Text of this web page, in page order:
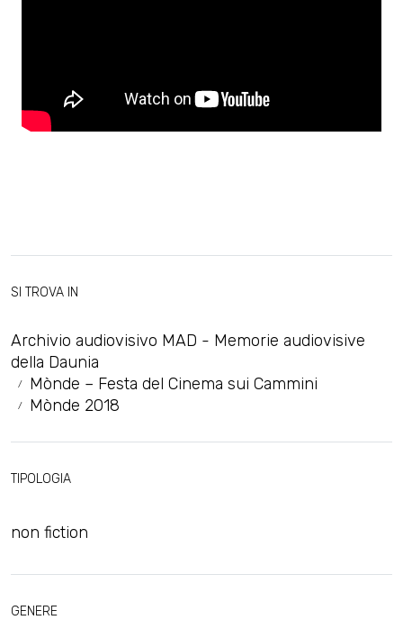
SI TROVA IN
Archivio audiovisivo MAD - Memorie audiovisive
della Daunia
Mònde – Festa del Cinema sui Cammini
Mònde 2018
TIPOLOGIA
non fiction
GENERE